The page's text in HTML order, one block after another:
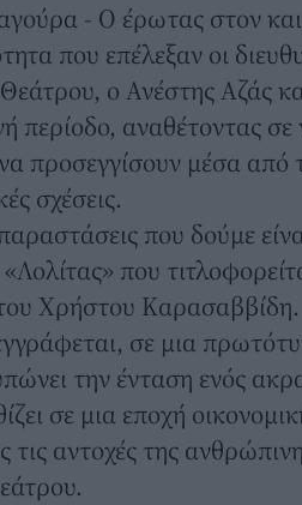
- Ο έρωτας στον
που επέλεξαν οι
ο Ανέστης Αζάς
περίοδο, αναθέτοντας
προσεγγίσουν μέσα από
σχέσεις.
που δούμε
που
Χρήστου
σε μια
την ένταση ενός
σε μια εποχή
τις αντοχές της